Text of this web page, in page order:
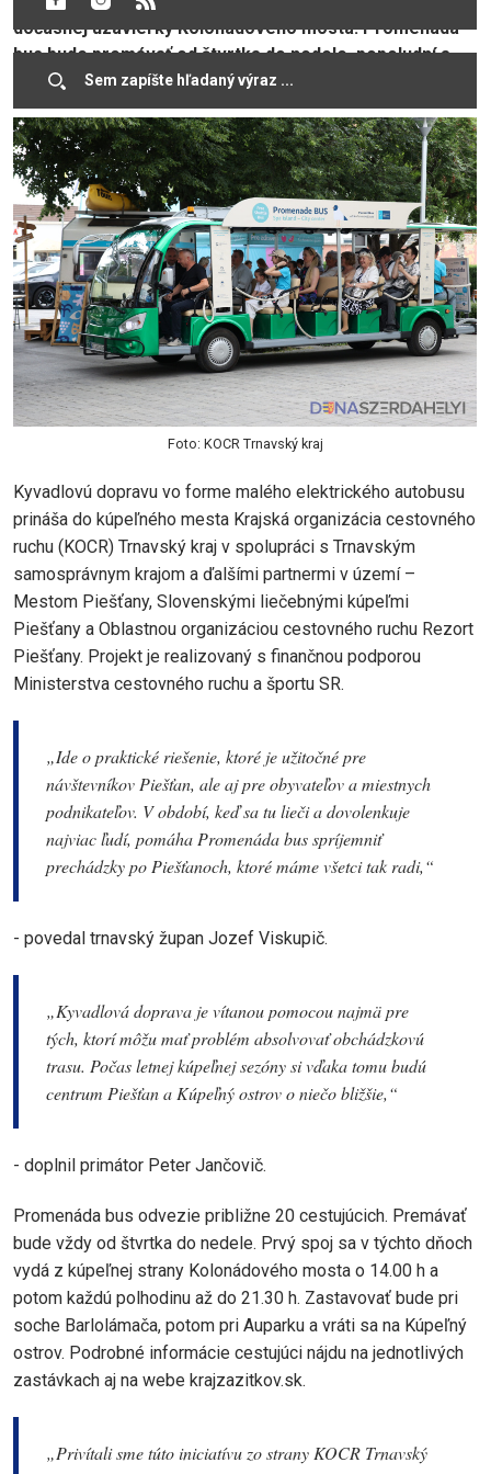
dočasnej uzávierky Kolonádového mosta. Promenáda
bus bude premávať od štvrtka do nedele, popoludní a
večer. Pre všetkých cestujúcich je zdarma.
Foto: KOCR Trnavský kraj
Kyvadlovú dopravu vo forme malého elektrického autobusu
prináša do kúpeľného mesta Krajská organizácia cestovného
ruchu (KOCR) Trnavský kraj v spolupráci s Trnavským
samosprávnym krajom a ďalšími partnermi v území –
Mestom Piešťany, Slovenskými liečebnými kúpeľmi
Piešťany a Oblastnou organizáciou cestovného ruchu Rezort
Piešťany. Projekt je realizovaný s finančnou podporou
Ministerstva cestovného ruchu a športu SR.
„Ide o praktické riešenie, ktoré je užitočné pre
návštevníkov Piešťan, ale aj pre obyvateľov a miestnych
podnikateľov. V období, keď sa tu lieči a dovolenkuje
najviac ľudí, pomáha Promenáda bus spríjemniť
prechádzky po Piešťanoch, ktoré máme všetci tak radi,“
- povedal trnavský župan Jozef Viskupič.
„Kyvadlová doprava je vítanou pomocou najmä pre
tých, ktorí môžu mať problém absolvovať obchádzkovú
trasu. Počas letnej kúpeľnej sezóny si vďaka tomu budú
centrum Piešťan a Kúpeľný ostrov o niečo bližšie,“
- doplnil primátor Peter Jančovič.
Promenáda bus odvezie približne 20 cestujúcich. Premávať
bude vždy od štvrtka do nedele. Prvý spoj sa v týchto dňoch
vydá z kúpeľnej strany Kolonádového mosta o 14.00 h a
potom každú polhodinu až do 21.30 h. Zastavovať bude pri
soche Barlolámača, potom pri Auparku a vráti sa na Kúpeľný
ostrov. Podrobné informácie cestujúci nájdu na jednotlivých
zastávkach aj na webe krajzazitkov.sk.
„Privítali sme túto iniciatívu zo strany KOCR Trnavský